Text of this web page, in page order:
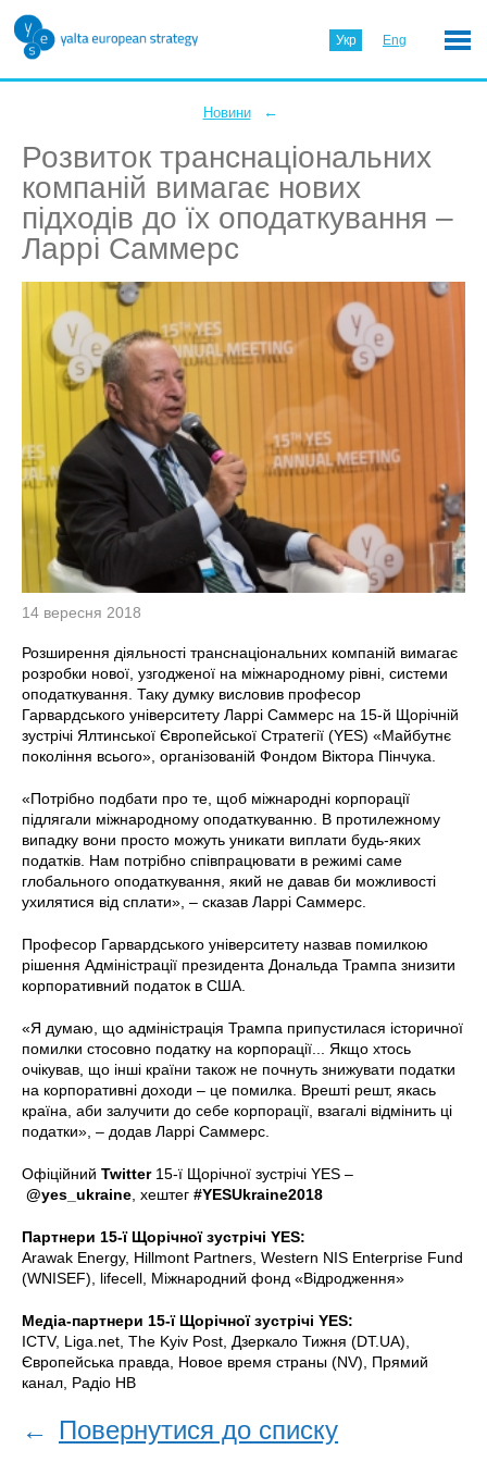
Укр Eng
Новини ←
Розвиток транснаціональних
компаній вимагає нових
підходів до їх оподаткування ‒
Ларрі Саммерс
14 вересня 2018
Розширення діяльності транснаціональних компаній вимагає
розробки нової, узгодженої на міжнародному рівні, системи
оподаткування. Таку думку висловив професор
Гарвардського університету Ларрі Саммерс на 15-й Щорічній
зустрічі Ялтинської Європейської Стратегії (YES) «Майбутнє
покоління всього», організованій Фондом Віктора Пінчука.
«Потрібно подбати про те, щоб міжнародні корпорації
підлягали міжнародному оподаткуванню. В протилежному
випадку вони просто можуть уникати виплати будь-яких
податків. Нам потрібно співпрацювати в режимі саме
глобального оподаткування, який не давав би можливості
ухилятися від сплати», ‒ сказав Ларрі Саммерс.
Професор Гарвардського університету назвав помилкою
рішення Адміністрації президента Дональда Трампа знизити
корпоративний податок в США.
«Я думаю, що адміністрація Трампа припустилася історичної
помилки стосовно податку на корпорації... Якщо хтось
очікував, що інші країни також не почнуть знижувати податки
на корпоративні доходи ‒ це помилка. Врешті решт, якась
країна, аби залучити до себе корпорації, взагалі відмінить ці
податки», ‒ додав Ларрі Саммерс.
Офіційний Twitter 15-ї Щорічної зустрічі YES –
@yes_ukraine , хештег #YESUkraine2018
Партнери 15-ї Щорічної зустрічі YES:
Arawak Energy, Hillmont Partners, Western NIS Enterprise Fund
(WNISEF), lifecell, Міжнародний фонд «Відродження»
Медіа-партнери 15-ї Щорічної зустрічі YES:
ICTV, Liga.net, The Kyiv Post, Дзеркало Тижня (DT.UA),
Європейська правда, Новое время страны (NV), Прямий
канал, Радіо НВ
← Повернутися до списку